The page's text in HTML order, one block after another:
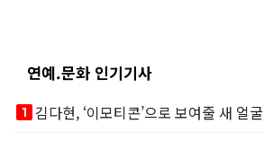
연예.문화 인기기사
looks_one김다현, ‘이모티콘’으로 보여줄 새 얼